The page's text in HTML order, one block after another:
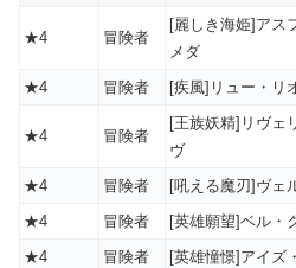
★4 冒険者
[麗しき海姫]アス
メダ
★4 冒険者 [疾風]リュー・リ
★4 冒険者
[王族妖精]リヴェ
ヴ
★4 冒険者 [吼える魔刃]ヴェ
★4
冒険者 [英雄願望]ベル・
★4
冒険者 [英雄憧憬]アイズ